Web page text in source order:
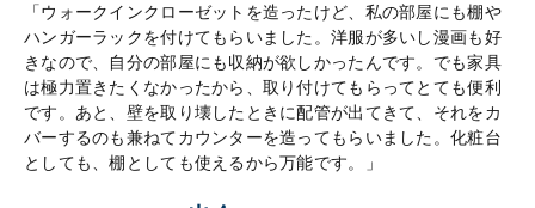
「ウォークインクローゼットを造ったけど、私の部屋にも棚や
ハンガーラックを付けてもらいました。洋服が多いし漫画も好
きなので、自分の部屋にも収納が欲しかったんです。でも家具
は極力置きたくなかったから、取り付けてもらってとても便利
です。あと、壁を取り壊したときに配管が出てきて、それをカ
バーするのも兼ねてカウンターを造ってもらいました。化粧台
としても、棚としても使えるから万能です。」